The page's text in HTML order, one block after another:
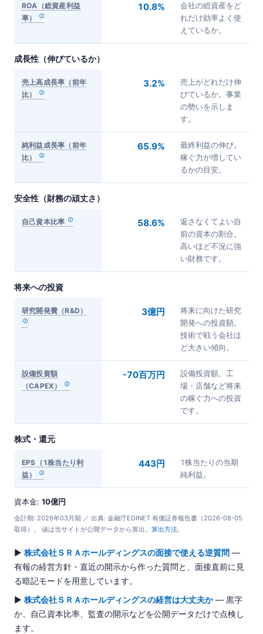
ROA（総資産利益
率）
10.8%
会社の総資産をど
れだけ効率よく使
えているか。
成長性（伸びているか）
売上高成長率（前年
比）
3.2%
売上がどれだけ伸
びているか。事業
の勢いを示しま
す。
純利益成長率（前年
比）
65.9%
最終利益の伸び。
稼ぐ力が増してい
るかの目安。
安全性（財務の頑丈さ）
自己資本比率 58.6%
返さなくてよい自
前の資本の割合。
高いほど不況に強
い財務です。
将来への投資
研究開発費（R&D） 3億円
将来に向けた研究
開発への投資額。
技術で戦う会社ほ
ど大きい傾向。
設備投資額
（CAPEX）
-70百万円
設備投資額。工
場・店舗など将来
の稼ぐ力への投資
です。
株式・還元
EPS（1株当たり利
益）
443円
1株当たりの当期
純利益。
資本金: 10億円
会計期: 2026年03月期 ／ 出典: 金融庁EDINET 有価証券報告書（2026-08-05
取得）。 値は当サイトが公開データから算出。 算出方法
▶ 株式会社ＳＲＡホールディングスの面接で使える逆質問 —
有報の経営方針・直近の開示から作った質問と、面接直前に見
る暗記モードを用意しています。
▶ 株式会社ＳＲＡホールディングスの経営は大丈夫か— 黒字
か、自己資本比率、監査の開示などを公開データだけで点検し
ます。